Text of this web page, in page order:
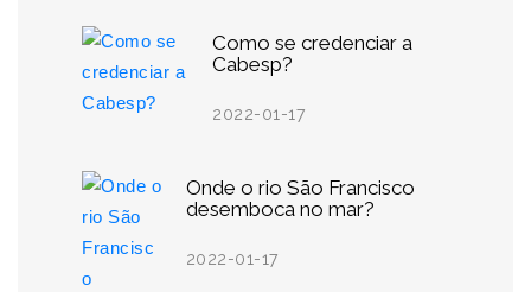
Como se credenciar a
Cabesp?
2022-01-17
Onde o rio São Francisco
desemboca no mar?
2022-01-17